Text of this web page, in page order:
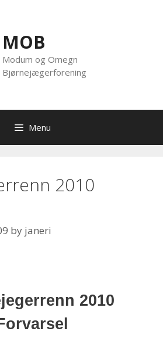
MOB
Modum og Omegn
Bjørnejægerforening
Menu
2010
by janeri
2010